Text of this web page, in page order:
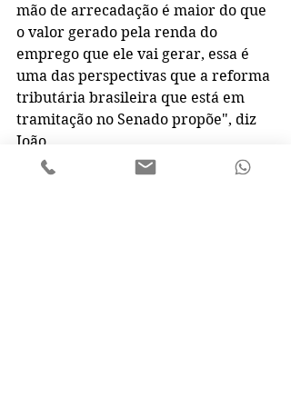
mão de arrecadação é maior do que
o valor gerado pela renda do
emprego que ele vai gerar, essa é
uma das perspectivas que a reforma
tributária brasileira que está em
tramitação no Senado propõe", diz
João.